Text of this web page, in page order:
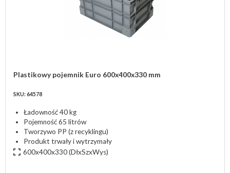
Plastikowy pojemnik Euro 600x400x330 mm
SKU: 64578
Ładowność 40 kg
Pojemność 65 litrów
Tworzywo PP (z recyklingu)
Produkt trwały i wytrzymały
600x400x330(DłxSzxWys)